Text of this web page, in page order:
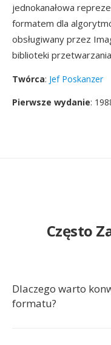
jednokanałowa
formatem dla
obsługiwany przez
biblioteki
Twórca: Jef Poskanzer
Pierwsze wydanie:
Często
Dlaczego warto
formatu?